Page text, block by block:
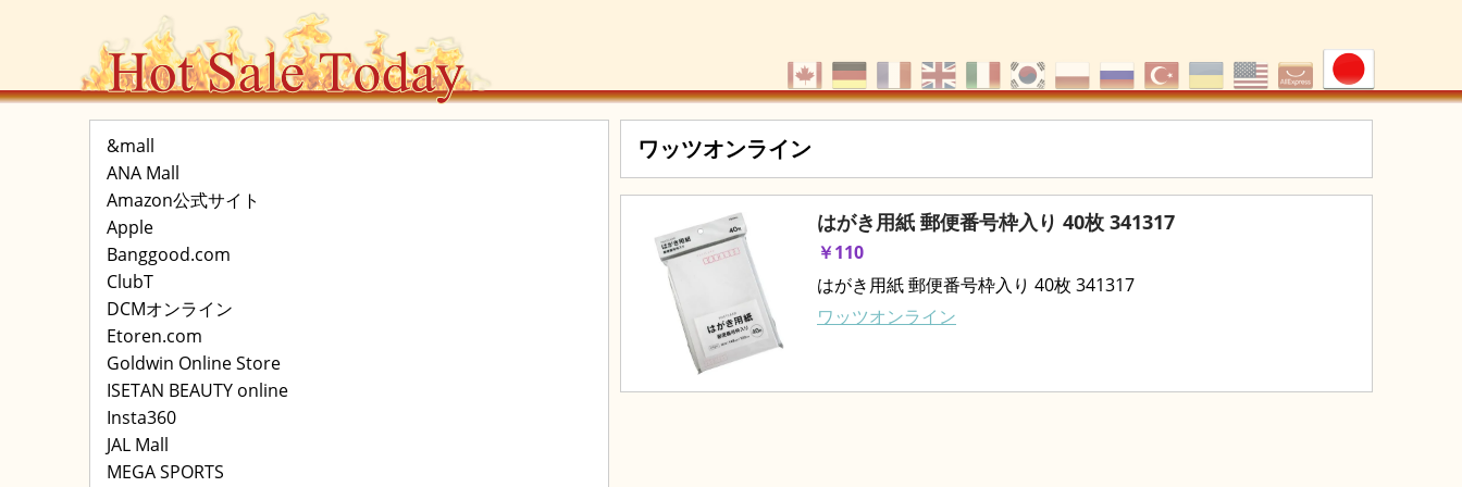
&mall
ANA Mall
Amazon公式サイト
Apple
Banggood.com
ClubT
DCMオンライン
Etoren.com
Goldwin Online Store
ISETAN BEAUTY online
Insta360
JAL Mall
MEGA SPORTS
ワッツオンライン
はがき用紙 郵便番号枠入り 40枚 341317
￥110
はがき用紙 郵便番号枠入り 40枚 341317
ワッツオンライン